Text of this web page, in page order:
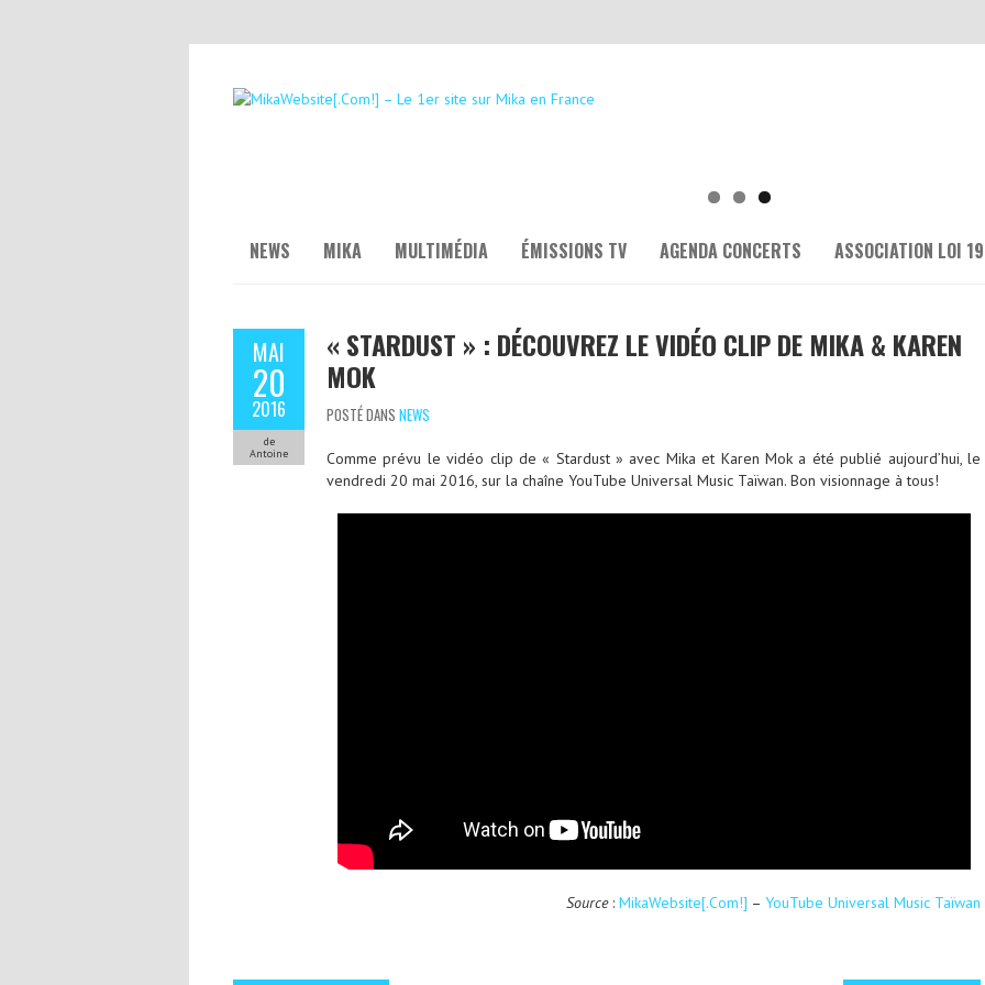
NEWS MIKA MULTIMÉDIA ÉMISSIONS TV AGENDA CONCERTS ASSOCIATION LOI
MAI
20
2016
de
Antoine
« STARDUST » : DÉCOUVREZ LE VIDÉO CLIP DE MIKA & KAREN
MOK
POSTÉ DANS NEWS
Comme prévu le vidéo clip de « Stardust » avec Mika et Karen Mok a été publié aujourd’hui, le
vendredi 20 mai 2016, sur la chaîne YouTube Universal Music Taïwan. Bon visionnage à tous!
Source: MikaWebsite[.Com!] – YouTube Universal Music Taïwan